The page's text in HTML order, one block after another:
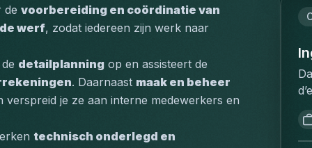
de voorbereiding en coördinatie van
werf, zodat iedereen zijn werk naar
detailplanning op en assisteert de
. Daarnaast maak en beheer
verspreid je ze aan interne medewerkers en
technisch onderlegd en